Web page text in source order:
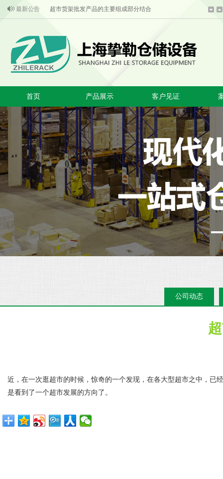
最新公告
超市货架批发产品的主要组成部分结合
成熟的技术是超市货架安全的第一保证
超市货架的生产技术和内部标准
为你提供应有尽有的超市货架厂家
首页 产品展示 客户见证
公司动态
近，在一次逛超市的时候，惊奇的一个发现，在各大型超市之中，已
是看到了一个超市发展的方向了。